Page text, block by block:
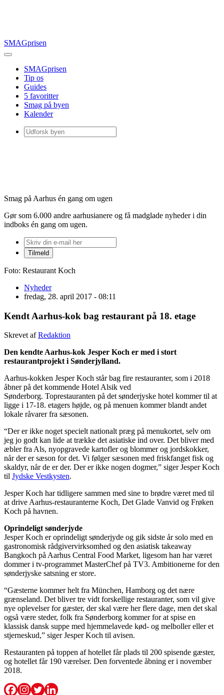
SMAGprisen
SMAGprisen
Tip os
Guides
5 favoritter
Smag på byen
Kalender
Smag på Aarhus én gang om ugen
Gør som 6.000 andre aarhusianere og få madglade nyheder i din
indboks én gang om ugen.
Foto: Restaurant Koch
Nyheder
fredag, 28. april 2017 - 08:11
Kendt Aarhus-kok bag restaurant på 18. etage
Skrevet afRedaktion
Den kendte Aarhus-kok Jesper Koch er med i stort
restaurantprojekt i Sønderjylland.
Aarhus-kokken Jesper Koch står bag fire restauranter, som i 2018
åbner på det kommende Hotel Alsik ved
Sønderborg. Toprestauranten på det sønderjyske hotel kommer til at
ligge i 17-18. etagers højde, og på menuen kommer blandt andet
lokale råvarer fra sæsonen.
“Der er ikke noget specielt nationalt præg på menukortet, selv om
jeg jo godt kan lide at trække det asiatiske ind over. Det bliver med
æbler fra Als, nyopgravede kartofler og blommer og jordskokker,
når der er sæson for det. Vi følger sæsonen med friskfanget fisk og
skaldyr, når de er der. Der er ikke nogen dogmer,” siger Jesper Koch
til Jydske Vestkysten.
Jesper Koch har tidligere sammen med sine to brødre været med til
at drive Aarhus-restauranterne Koch, Det Glade Vanvid og Frøken
Koch på havnen.
Oprindeligt sønderjyde
Jesper Koch er oprindeligt sønderjyde og gik sidste år solo med en
gastronomisk rådgivervirksomhed og den asiatisk takeaway
Bangkoch på Aarhus Central Food Market, ligesom han har været
dommer i tv-programmet MasterChef på TV3. Ambitionerne for den
sønderjyske satsning er store.
“Gæsterne kommer helt fra München, Hamborg og det nære
grænseland. Det bliver tre vidt forskellige restauranter, som vil give
nye oplevelser for gæster, der skal være her flere dage, men det skal
også være steder, folk fra Sønderborg kommer for at spise en
klassisk dansk suppe med hjemmelavede kød- og melboller eller et
stjerneskud,” siger Jesper Koch til avisen.
Restauranten på toppen af hotellet får plads til 200 spisende gæster,
og hotellet får 190 værelser. Den forventede åbning er i november
2018.